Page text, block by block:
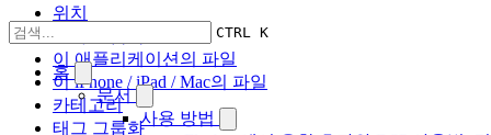
CTRL K
홈
문서
사용 방법
위치
온라인 음악
이 애플리케이션의 파일
이 iPhone / iPad / Mac의 파일
카테고리
태그 그룹화